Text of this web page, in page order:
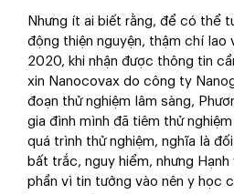
Nhưng ít ai biết rằng, để có thể
động thiện nguyện, thậm chí lao
2020, khi nhận được thông tin
xin Nanocovax do công ty
đoạn thử nghiệm lâm sàng,
gia đình mình đã tiêm thử
quá trình thử nghiệm, nghĩa là
bất trắc, nguy hiểm, nhưng
phần vì tin tưởng vào nên y học